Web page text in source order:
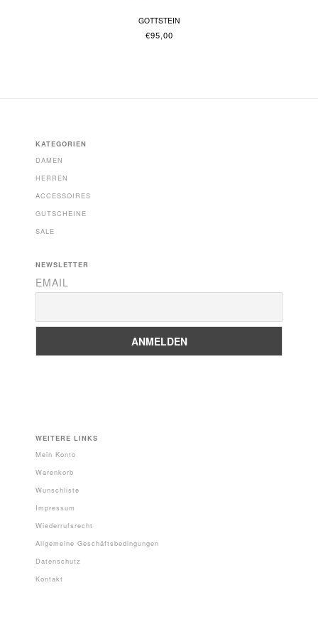
GOTTSTEIN
€95,00
KATEGORIEN
DAMEN
HERREN
ACCESSOIRES
GUTSCHEINE
SALE
NEWSLETTER
EMAIL
WEITERE LINKS
Mein Konto
Warenkorb
Wunschliste
Impressum
Wiederrufsrecht
Allgemeine Geschäftsbedingungen
Datenschutz
Kontakt